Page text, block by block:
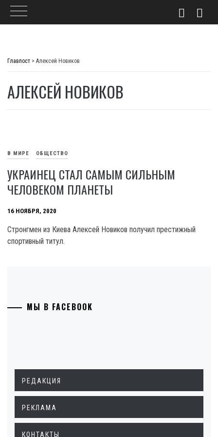
Главпост > Алексей Новиков
АЛЕКСЕЙ НОВИКОВ
В МИРЕ ОБЩЕСТВО
УКРАИНЕЦ СТАЛ САМЫМ СИЛЬНЫМ
ЧЕЛОВЕКОМ ПЛАНЕТЫ
16 НОЯБРЯ, 2020
Стронгмен из Киева Алексей Новиков получил престижный
спортивный титул.
МЫ В FACEBOOK
РЕДАКЦИЯ
РЕКЛАМА
КОНТАКТЫ